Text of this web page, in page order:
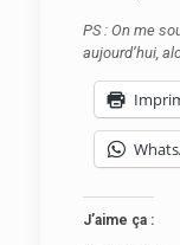
PS : On me
aujourd’hui,
J’aime ça :